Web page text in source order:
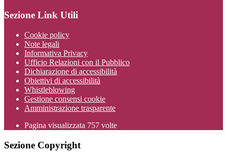
Sezione Link Utili
Cookie policy
Note legali
Informativa Privacy
Ufficio Relazioni con il Pubblico
Dichiarazione di accessibilità
Obiettivi di accessibilità
Whistleblowing
Gestione consensi cookie
Amministrazione trasparente
Pagina visualizzata 757 volte
Sezione Copyright